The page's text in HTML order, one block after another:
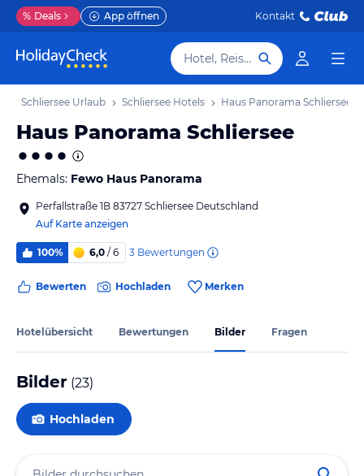
% Deals App öffnen Kontakt
Hotel, Reiseziel
Schliersee Urlaub Schliersee Hotels Haus Panorama Schliersee
Haus Panorama Schliersee
Ehemals: Fewo Haus Panorama
Perfallstraße 1B 83727 Schliersee Deutschland
Auf Karte anzeigen
100% 6,0 / 6 3 Bewertungen
Bewerten Hochladen Merken
Hotelübersicht Bewertungen Bilder Fragen
Bilder (23)
Hochladen